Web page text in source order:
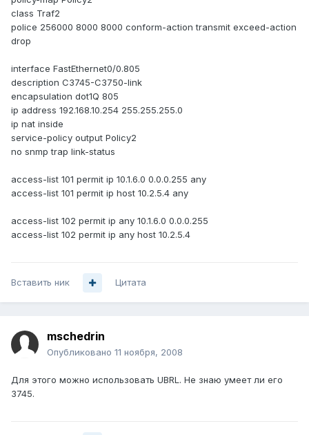
class Traf2
police 256000 8000 8000 conform-action transmit exceed-action
drop
interface FastEthernet0/0.805
description C3745-C3750-link
encapsulation dot1Q 805
ip address 192.168.10.254 255.255.255.0
ip nat inside
service-policy output Policy2
no snmp trap link-status
access-list 101 permit ip 10.1.6.0 0.0.0.255 any
access-list 101 permit ip host 10.2.5.4 any
access-list 102 permit ip any 10.1.6.0 0.0.0.255
access-list 102 permit ip any host 10.2.5.4
Вставить ник Цитата
mschedrin
Опубликовано 11 ноября, 2008
Для этого можно использовать UBRL. Не знаю умеет ли его
3745.